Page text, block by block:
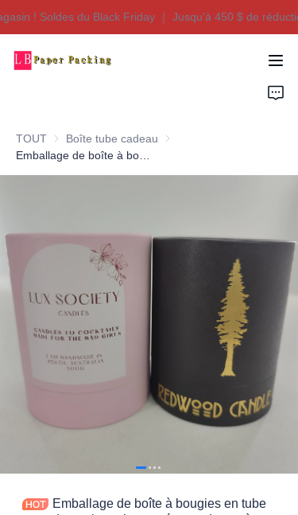
! Soldes du Black Friday ｜ Jusqu'à 450 $ de réduction
Bienvenue dans notre
TOUT Boîte tube cadeau Boîte tube cadeau
Emballage de boîte à bougies en tube
Maison
À propos de nous